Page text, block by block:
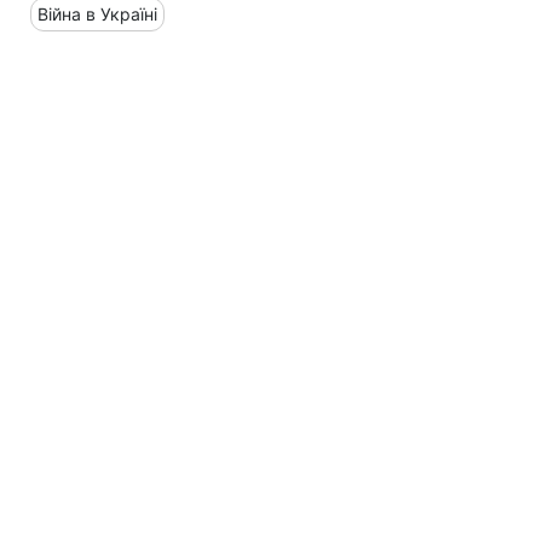
Війна в Україні